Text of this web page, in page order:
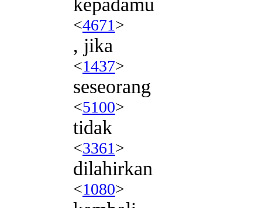
<4671>
, jika
<1437>
seseorang
<5100>
tidak
<3361>
dilahirkan
<1080>